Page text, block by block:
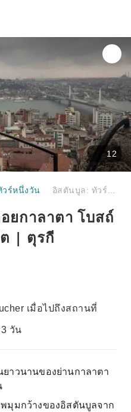
12
วร์หนึ่งวัน
ยกาลาตา โบสถ์
| ตุรกี
เมื่อไปถึงสถานที่
วัน
าวนานของย่านกาลาตา
มุมกว้างของอิสตันบูลจาก